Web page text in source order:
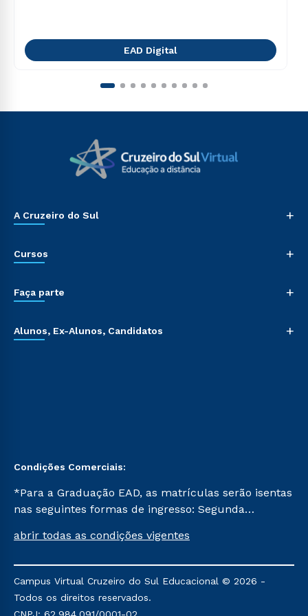
EAD Digital
A Cruzeiro do Sul +
Cursos +
Faça parte +
Alunos, Ex-Alunos, Candidatos +
Condições Comerciais:
*Para a Graduação EAD, as matrículas serão isentas
nas seguintes formas de ingresso: Segunda
Já para as demais, a taxa de matrícula será de R$
mencionadas são referentes aos cursos: Ensino
Religioso, Geografia para a Docência e Metodologia
do Ensino de História: Questões Atuais.
abrir todas as condições vigentes
Campus Virtual Cruzeiro do Sul Educacional © 2026 -
Todos os direitos reservados.